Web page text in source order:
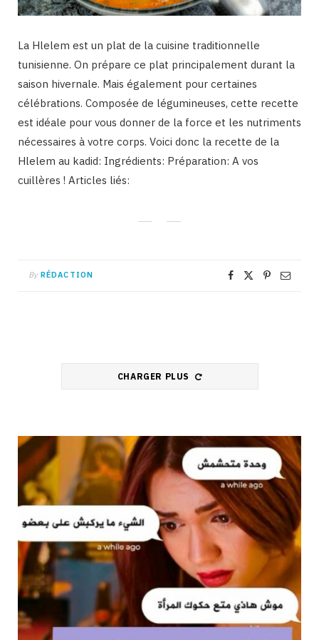
La Hlelem est un plat de la cuisine traditionnelle
tunisienne. On prépare ce plat principalement durant la
saison hivernale. Mais également pour certaines
célébrations. Composée de légumineuses, cette recette
est idéale pour vous donner de la force et les nutriments
nécessaires à votre corps. Voici donc la recette de la
Hlelem au kadid: Ingrédients: Préparation: A vos
cuillères ! Articles liés:
By RÉDACTION
CHARGER PLUS